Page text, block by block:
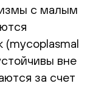
с малым
(mycoplasmal
вне
за счет